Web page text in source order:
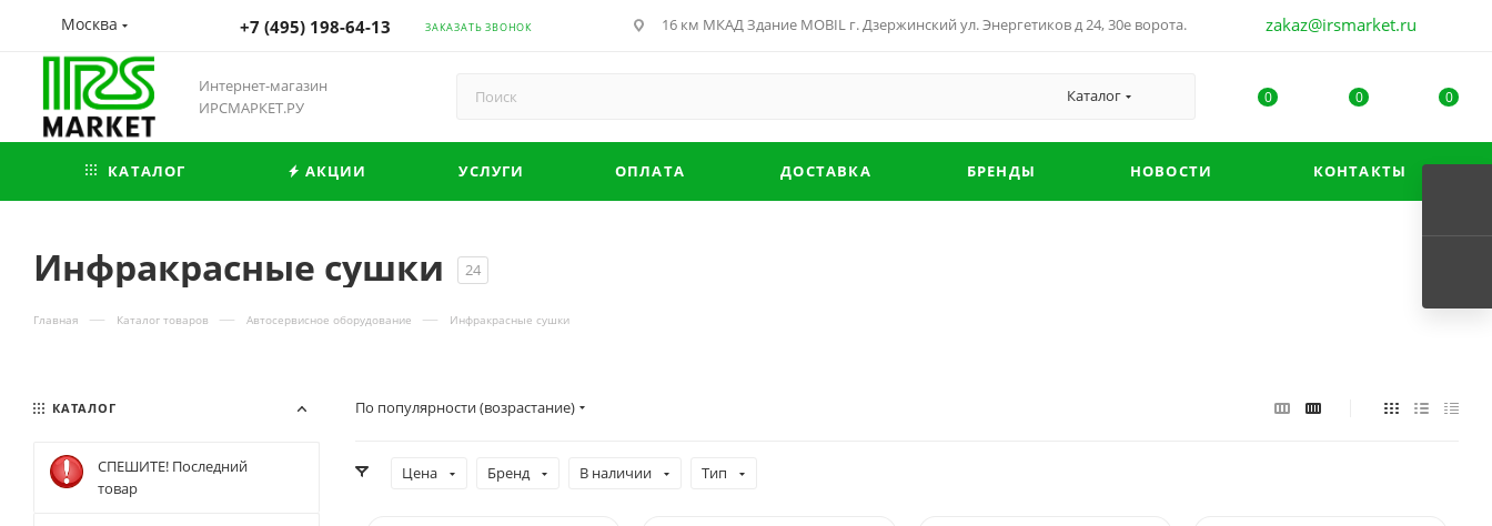
Москва +7 (495) 198-64-13 ЗАКАЗАТЬ ЗВОНОК 16 км МКАД Здание MOBIL г. Дзержинский ул. Энергетиков д 24, 30е ворота. zakaz@irsmarket.ru
Интернет-магазин
ИРСМАРКЕТ.РУ
Каталог 0 0 0
КАТАЛОГ АКЦИИ УСЛУГИ ОПЛАТА ДОСТАВКА БРЕНДЫ НОВОСТИ КОНТАКТЫ
Инфракрасные сушки 24
Главная — Каталог товаров — Автосервисное оборудование — Инфракрасные сушки
По популярности (возрастание)
Цена Бренд В наличии Тип
КАТАЛОГ
СПЕШИТЕ! Последний
товар